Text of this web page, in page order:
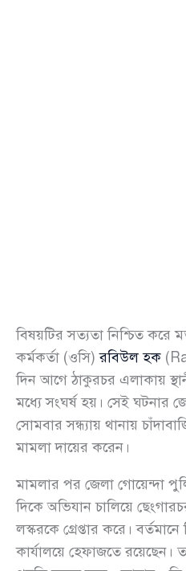
বিষয়টির সত্যতা নিশ্চিত করে
কর্মকর্তা (ওসি)রবিউল হক
দিন আগে ঠাকুরচর এলাকায়
মধ্যে সংঘর্ষ হয়। সেই ঘটনার
সোমবার সন্ধ্যায় থানায়
মামলা দায়ের করেন।
মামলার পর জেলা গোয়েন্দা
দিকে অভিযান চালিয়ে
লস্করকে গ্রেপ্তার করে।
কার্যালয়ে হেফাজতে